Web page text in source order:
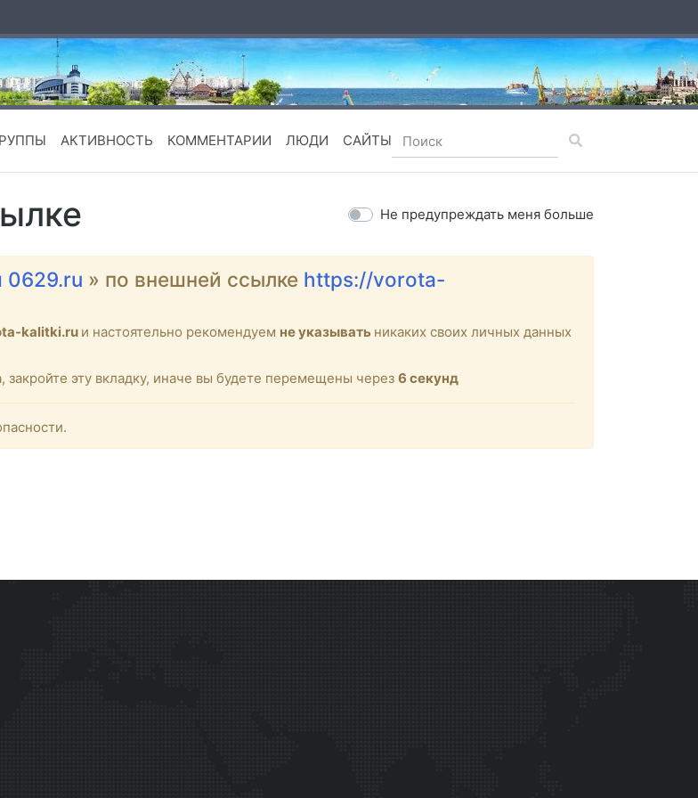
АКТИВНОСТЬ КОММЕНТАРИИ ЛЮДИ САЙТЫ
Не предупреждать меня больше
0629.ru » по внешней ссылке https://vorota-
kalitki.ru и настоятельно рекомендуем не указывать никаких своих личных данных
эту вкладку, иначе вы будете перемещены через 6 секунд